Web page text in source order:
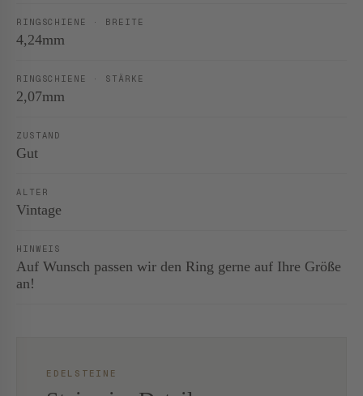
RINGSCHIENE · BREITE
4,24mm
RINGSCHIENE · STÄRKE
2,07mm
ZUSTAND
Gut
ALTER
Vintage
HINWEIS
Auf Wunsch passen wir den Ring gerne auf Ihre Größe
an!
EDELSTEINE